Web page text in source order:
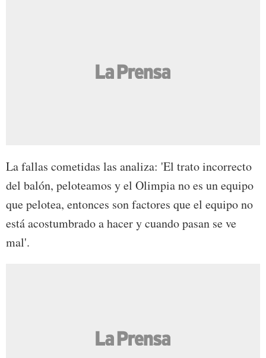
La fallas cometidas las analiza: 'El trato incorrecto
del balón, peloteamos y el Olimpia no es un equipo
que pelotea, entonces son factores que el equipo no
está acostumbrado a hacer y cuando pasan se ve
mal'.